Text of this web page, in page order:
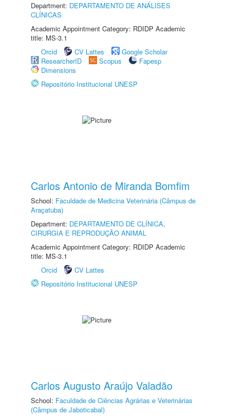
Department: DEPARTAMENTO DE ANÁLISES
CLÍNICAS
Academic Appointment Category: RDIDP Academic
title: MS-3.1
Orcid
CV Lattes
Google Scholar
ResearcherID
Scopus
Fapesp
Dimensions
Repositório Institucional UNESP
Carlos Antonio de Miranda Bomfim
School: Faculdade de Medicina Veterinária (Câmpus de
Araçatuba)
Department: DEPARTAMENTO DE CLÍNICA,
CIRURGIA E REPRODUÇÃO ANIMAL
Academic Appointment Category: RDIDP Academic
title: MS-3.1
Orcid
CV Lattes
Repositório Institucional UNESP
Carlos Augusto Araújo Valadão
School: Faculdade de Ciências Agrárias e Veterinárias
(Câmpus de Jaboticabal)